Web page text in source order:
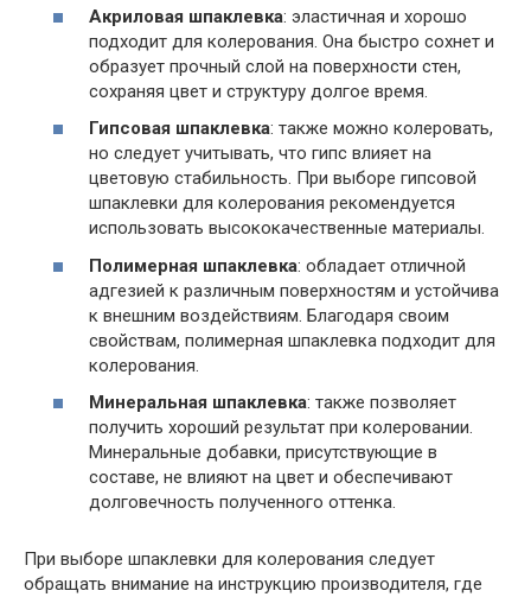
Акриловая шпаклевка: эластичная и хорошо
подходит для колерования. Она быстро сохнет и
образует прочный слой на поверхности стен,
сохраняя цвет и структуру долгое время.
Гипсовая шпаклевка: также можно колеровать,
но следует учитывать, что гипс влияет на
цветовую стабильность. При выборе гипсовой
шпаклевки для колерования рекомендуется
использовать высококачественные материалы.
Полимерная шпаклевка: обладает отличной
адгезией к различным поверхностям и устойчива
к внешним воздействиям. Благодаря своим
свойствам, полимерная шпаклевка подходит для
колерования.
Минеральная шпаклевка: также позволяет
получить хороший результат при колеровании.
Минеральные добавки, присутствующие в
составе, не влияют на цвет и обеспечивают
долговечность полученного оттенка.
При выборе шпаклевки для колерования следует
обращать внимание на инструкцию производителя, где